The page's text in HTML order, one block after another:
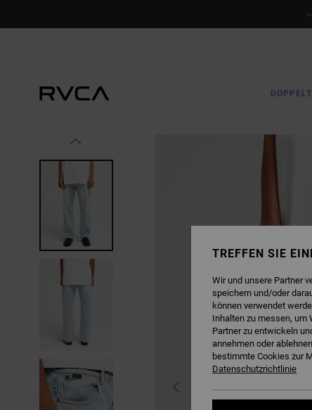
TREFFEN SIE
Wir und unsere Partner
speichern und/oder
können verwendet
Inhalten zu messen, um
Partner zu entwickeln
annehmen oder
bestimmte Cookies zur
Datenschutzrichtlinie